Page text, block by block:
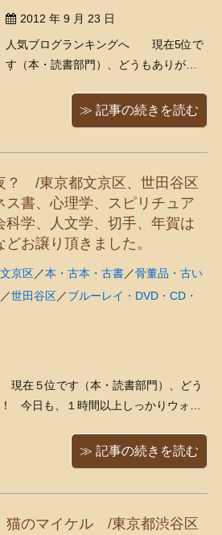
2012 年 9 月 23 日
人気ブログランキングへ 現在5位で
す（本・読書部門）、どうもありがと
主さんが見つかりました、 どうも
ありがとうございました！＞ 突然です
す） うちの ...
≫ 記事の続きを読む
？ /東京都文京区、世田谷区
ス書、心理学、スピリチュア
科学、人文学、切手、年賀は
お譲り頂きました。
文京区／本・古本・古書／骨董品・古い
／世田谷区／ブルーレイ・DVD・CD・
現在５位です（本・読書部門）、どう
今日も、１時間以上しっかりウォー
、ウォーキングとはいえけっこう汗が
らい、何だ ...
≫ 記事の続きを読む
猫のマイケル /東京都渋谷区